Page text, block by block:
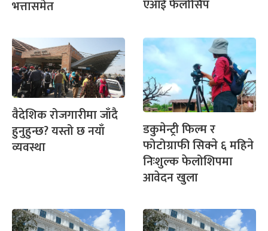
भत्तासमेत एआई फेलोसिप
वैदेशिक रोजगारीमा जाँदै
हुनुहुन्छ? यस्तो छ नयाँ
व्यवस्था
डकुमेन्ट्री फिल्म र
फोटोग्राफी सिक्ने ६ महिने
निःशुल्क फेलोशिपमा
आवेदन खुला